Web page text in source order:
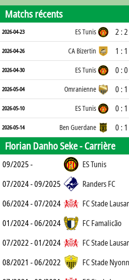
Matchs récents
2026-04-23 ES Tunis 2 : 2
2026-04-26 CA Bizertin 1 : 1
2026-04-30 ES Tunis 0 : 0
2026-05-04 Omranienne 0 : 1
2026-05-10 ES Tunis 0 : 1
2026-05-14 Ben Guerdane 0 : 1
Florian Danho Seke -Carrière
09/2025 -
ES Tunis
07/2024 - 09/2025
Randers FC
06/2024 - 07/2024
FC Stade
01/2024 - 06/2024
FC Famalicão
07/2022 - 01/2024
FC Stade
08/2021 - 06/2022
FC Stade